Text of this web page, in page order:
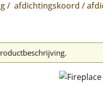
/ afdichtingskoord /
overslaan